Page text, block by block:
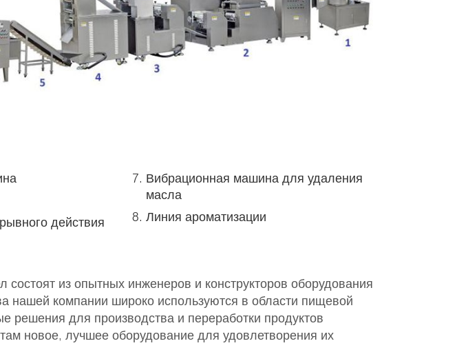
действия
Вибрационная машина для удаления
масла
Линия ароматизации
из опытных инженеров и конструкторов оборудования
нашей компании широко используются в области пищевой
для производства и переработки продуктов
новое, лучшее оборудование для удовлетворения их